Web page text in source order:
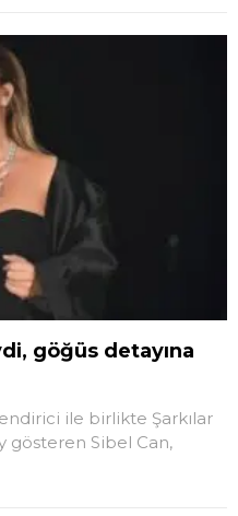
göğüs detayına
ile birlikte Şarkılar
gösteren Sibel Can,